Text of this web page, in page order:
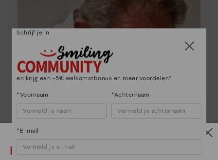
Let op!
Schrijf je in
en krijg een -5€ welkomstbonus en meer voordelen*
*Voornaam *Achternaam
*E-mail